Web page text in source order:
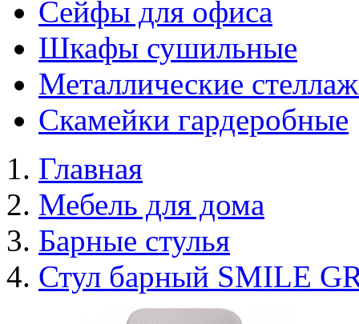
Сейфы для офиса
Шкафы сушильные
Металлические
Скамейки гардеробные
Главная
Мебель для дома
Барные стулья
Стул барный SMILE